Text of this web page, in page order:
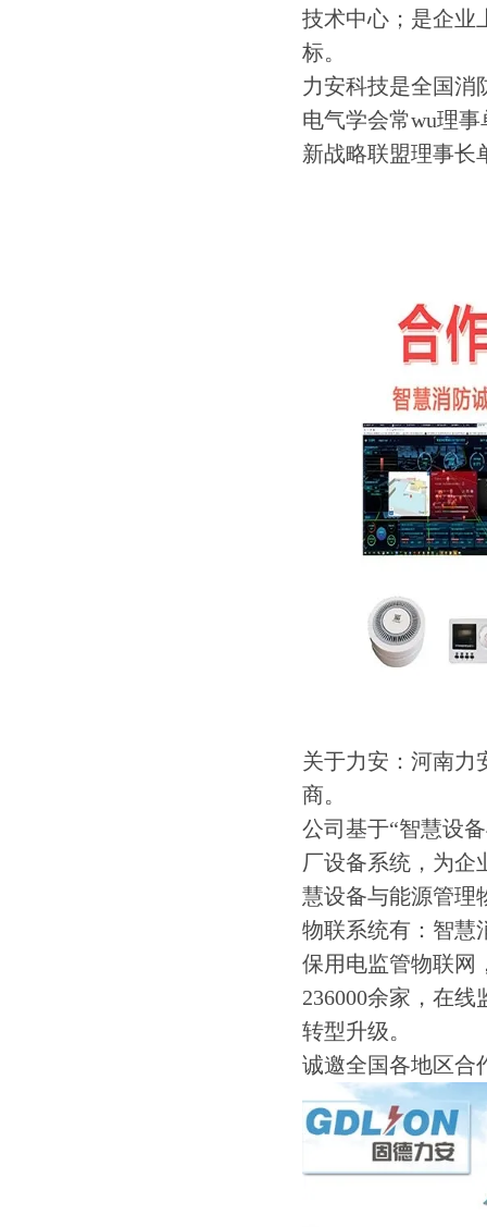
技术中心；是企业
标。
力安科技是全国消
电气学会常wu理
新战略联盟理事长
关于力安：河南力
商。
公司基于“智慧设
厂设备系统，为企
慧设备与能源管理
物联系统有：智慧
保用电监管物联网
236000余家，在
转型升级。
诚邀全国各地区合